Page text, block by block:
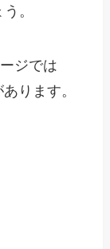
。
ジでは
ります。